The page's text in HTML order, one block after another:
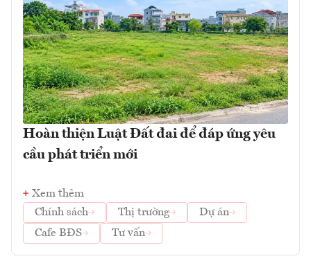
Hoàn thiện Luật Đất đai để đáp ứng yêu
cầu phát triển mới
Xem thêm
Chính sách
Thị trường
Dự án
Cafe BĐS
Tư vấn